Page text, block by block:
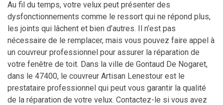
Au fil du temps, votre velux peut présenter des
dysfonctionnements comme le ressort qui ne répond plus,
les joints qui lâchent et bien d’autres. Il n’est pas
nécessaire de le remplacer, mais vous pouvez faire appel à
un couvreur professionnel pour assurer la réparation de
votre fenêtre de toit. Dans la ville de Gontaud De Nogaret,
dans le 47400, le couvreur Artisan Lenestour est le
prestataire professionnel qui peut vous garantir la qualité
de la réparation de votre velux. Contactez-le si vous avez